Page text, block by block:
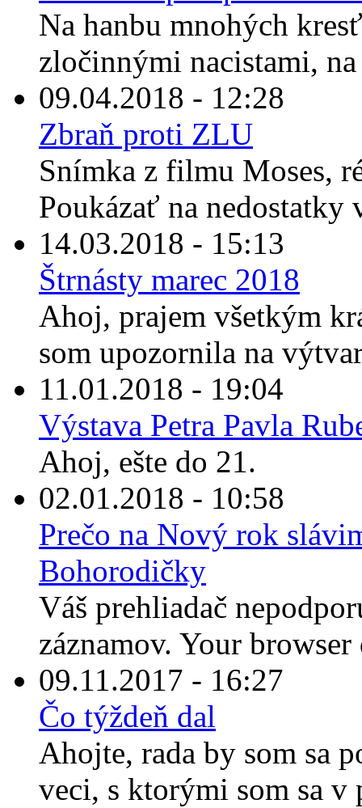
Na hanbu mnohých
zločinnými nacistami,
09.04.2018 - 12:28
Zbraň proti ZLU
Snímka z filmu Moses,
Poukázať na
14.03.2018 - 15:13
Štrnásty marec 2018
Ahoj, prajem všetkým
som upozornila na
11.01.2018 - 19:04
Výstava Petra Pavla
Ahoj, ešte do 21.
02.01.2018 - 10:58
Prečo na Nový rok
Bohorodičky
Váš prehliadač
záznamov. Your
09.11.2017 - 16:27
Čo týždeň dal
Ahojte, rada by som sa
veci, s ktorými som sa v